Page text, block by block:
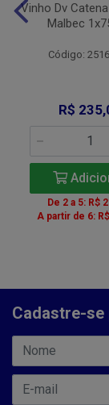
Vinho Dv
Malbec
Código:
R$
De 2 a 5: R$
A partir de 6:
Cadastre-